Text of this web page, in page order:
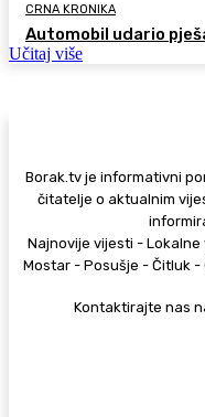
CRNA KRONIKA
Automobil udario
Učitaj više
Borak.tv je informativni
čitatelje o aktualnim
Najnovije vijesti -
Mostar - Posušje - Čitluk -
Kontaktirajte nas